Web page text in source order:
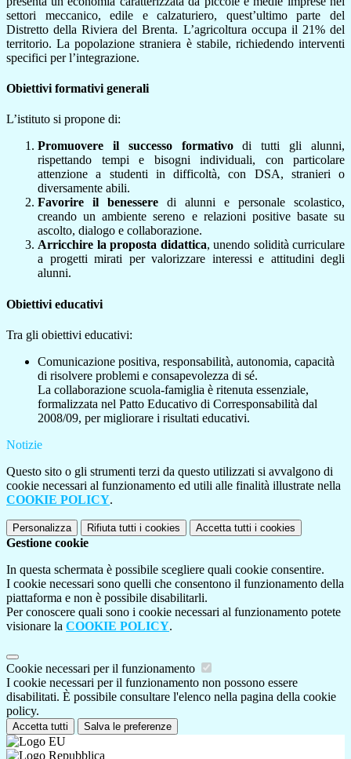
settori meccanico, edile e calzaturiero, quest’ultimo parte del
Distretto della Riviera del Brenta. L’agricoltura occupa il 21% del
territorio. La popolazione straniera è stabile, richiedendo interventi
specifici per l’integrazione.
Obiettivi formativi generali
L’istituto si propone di:
Promuovere il successo formativo
di tutti gli alunni,
rispettando tempi e bisogni individuali, con particolare
attenzione a studenti in difficoltà, con DSA, stranieri o
diversamente abili.
Favorire il benessere
di alunni e personale scolastico,
creando un ambiente sereno e relazioni positive basate su
ascolto, dialogo e collaborazione.
Arricchire la proposta didattica, unendo solidità curriculare
a progetti mirati per valorizzare interessi e attitudini degli
alunni.
Obiettivi educativi
Tra gli obiettivi educativi:
Comunicazione positiva, responsabilità, autonomia, capacità
di risolvere problemi e consapevolezza di sé.
La collaborazione scuola-famiglia è ritenuta essenziale,
formalizzata nel Patto Educativo di Corresponsabilità dal
2008/09, per migliorare i risultati educativi.
Notizie
Questo sito o gli strumenti terzi da questo utilizzati si avvalgono di
cookie necessari al funzionamento ed utili alle finalità illustrate nella
COOKIE POLICY.
Personalizza Rifiuta tutti i cookies Accetta tutti i cookies
Gestione cookie
In questa schermata è possibile scegliere quali cookie consentire.
I cookie necessari sono quelli che consentono il funzionamento della
piattaforma e non è possibile disabilitarli.
Per conoscere quali sono i cookie necessari al funzionamento potete
visionare la COOKIE POLICY.
Cookie necessari per il funzionamento
I cookie necessari per il funzionamento non possono essere
disabilitati. È possibile consultare l'elenco nella pagina della cookie
policy.
Accetta tutti Salva le preferenze